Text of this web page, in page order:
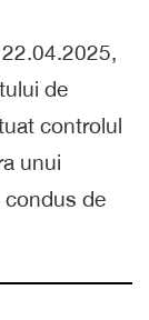
de
controlul
unui
condus de